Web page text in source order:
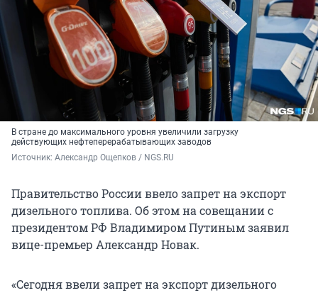
В стране до максимального уровня увеличили загрузку
действующих нефтеперерабатывающих заводов
Источник: Александр Ощепков / NGS.RU
Правительство России ввело запрет на экспорт
дизельного топлива. Об этом на совещании с
президентом РФ Владимиром Путиным заявил
вице-премьер Александр Новак.
«Сегодня ввели запрет на экспорт дизельного